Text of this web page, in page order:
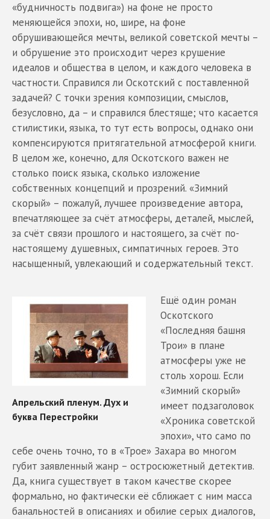
«будничность подвига») на фоне не просто
меняющейся эпохи, но, шире, на фоне
обрушивающейся мечты, великой советской мечты –
и обрушение это происходит через крушение
идеалов и общества в целом, и каждого человека в
частности. Справился ли Оскотский с поставленной
задачей? С точки зрения композиции, смыслов,
безусловно, да – и справился блестяще; что касается
стилистики, языка, то тут есть вопросы, однако они
компенсируются притягательной атмосферой книги.
В целом же, конечно, для Оскотского важен не
столько поиск языка, сколько изложение
собственных концепций и прозрений. «Зимний
скорый» – пожалуй, лучшее произведение автора,
впечатляющее за счёт атмосферы, деталей, мыслей,
за счёт связи прошлого и настоящего, за счёт по-
настоящему душевных, симпатичных героев. Это
насыщенный, увлекающий и содержательный текст.
Ещё один роман
Оскотского
«Последняя башня
Трои» в плане
атмосферы уже не
столь хорош. Если
«Зимний скорый»
имеет подзаголовок
«Хроника советской
эпохи», что само по
себе очень точно, то в «Трое» Захара во многом
губит заявленный жанр – остросюжетный детектив.
Да, книга существует в таком качестве скорее
формально, но фактически её сближает с ним масса
банальностей в описаниях и обилие серых диалогов,